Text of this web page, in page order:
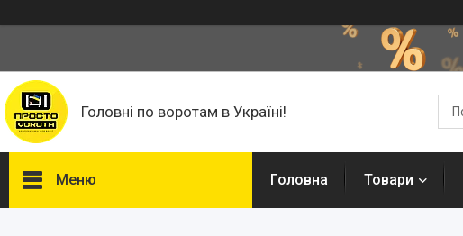
Головні по воротам в Україні!
Меню Головна Товари